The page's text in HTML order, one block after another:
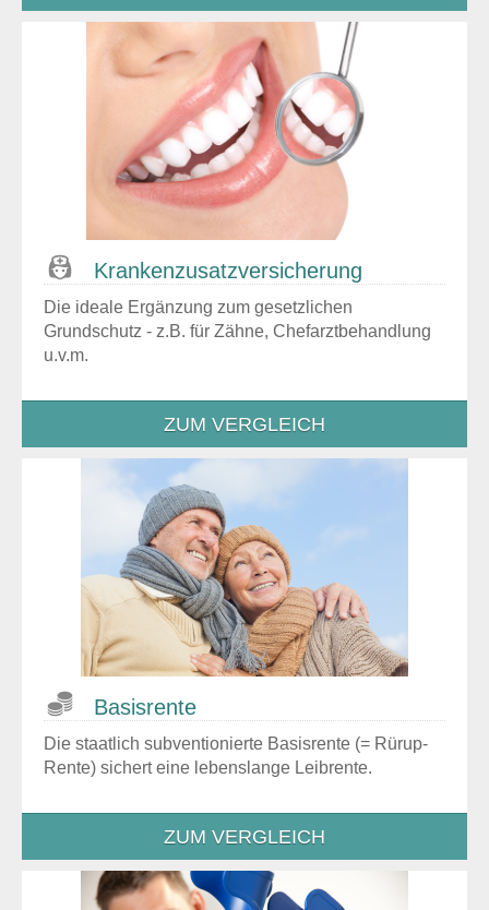
Kranken­zusatz­versicherung
Die ideale Ergänzung zum gesetzlichen
Grundschutz - z.B. für Zähne, Chefarztbehandlung
u.v.m.
ZUM VERGLEICH
Basisrente
Die staatlich subventionierte Basisrente (= Rürup-
Rente) sichert eine lebenslange Leibrente.
ZUM VERGLEICH